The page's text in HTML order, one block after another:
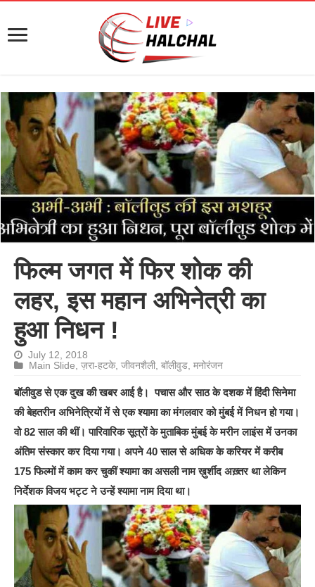
फिल्म जगत में फिर शोक की
लहर, इस महान अभिनेत्री का
हुआ निधन !
July 12, 2018
Main Slide,ज़रा-हटके,जीवनशैली,बॉलीवुड,मनोरंजन
बॉलीवुड से एक दुख की खबर आई है। पचास और साठ के दशक में हिंदी सिनेमा
की बेहतरीन अभिनेत्रियों में से एक श्यामा का मंगलवार को मुंबई में निधन हो गया।
वो 82 साल की थीं। पारिवारिक सूत्रों के मुताबिक मुंबई के मरीन लाइंस में उनका
अंतिम संस्कार कर दिया गया। अपने 40 साल से अधिक के करियर में करीब
175 फिल्मों में काम कर चुकीं श्यामा का असली नाम ख़ुर्शीद अख़्तर था लेकिन
निर्देशक विजय भट्ट ने उन्हें श्यामा नाम दिया था।